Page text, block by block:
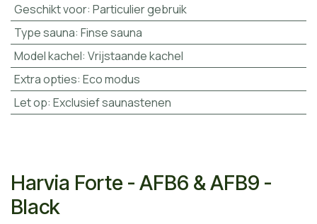
Geschikt voor: Particulier gebruik
Type sauna: Finse sauna
Model kachel: Vrijstaande kachel
Extra opties: Eco modus
Let op: Exclusief saunastenen
Harvia Forte - AFB6 & AFB9 -
Black